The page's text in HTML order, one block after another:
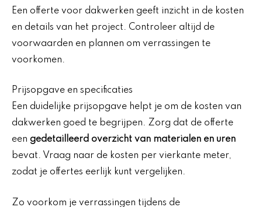
Een offerte voor dakwerken geeft inzicht in de kosten
en details van het project. Controleer altijd de
voorwaarden en plannen om verrassingen te
voorkomen.
Prijsopgave en specificaties
Een duidelijke prijsopgave helpt je om de kosten van
dakwerken goed te begrijpen. Zorg dat de offerte
een gedetailleerd overzicht van materialen en uren
bevat. Vraag naar de kosten per vierkante meter,
zodat je offertes eerlijk kunt vergelijken.
Zo voorkom je verrassingen tijdens de